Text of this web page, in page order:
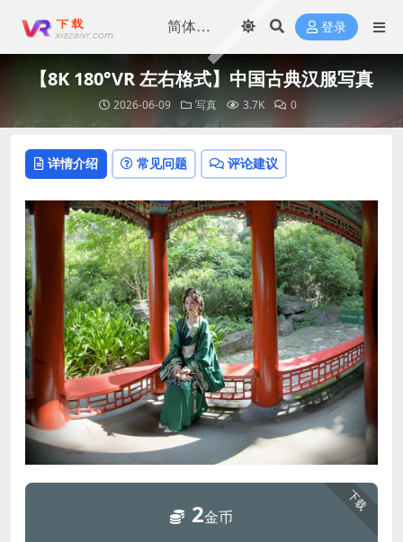
登录
【8K 180°VR 左右格式】中国古典汉服写真
2026-06-09 写真 3.7K 0
详情介绍 常见问题 评论建议
下载
2金币